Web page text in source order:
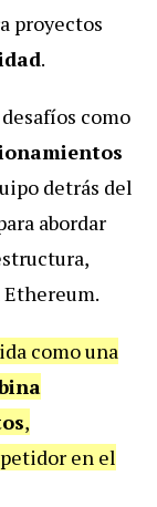
proyectos
.
como
detrás del
abordar
como una
,
en el